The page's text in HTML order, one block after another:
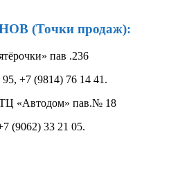
(Точки продаж):
пав .236
+7 (9814) 76 14 41.
ТЦ «Автодом» пав.№ 18
(9062) 33 21 05.